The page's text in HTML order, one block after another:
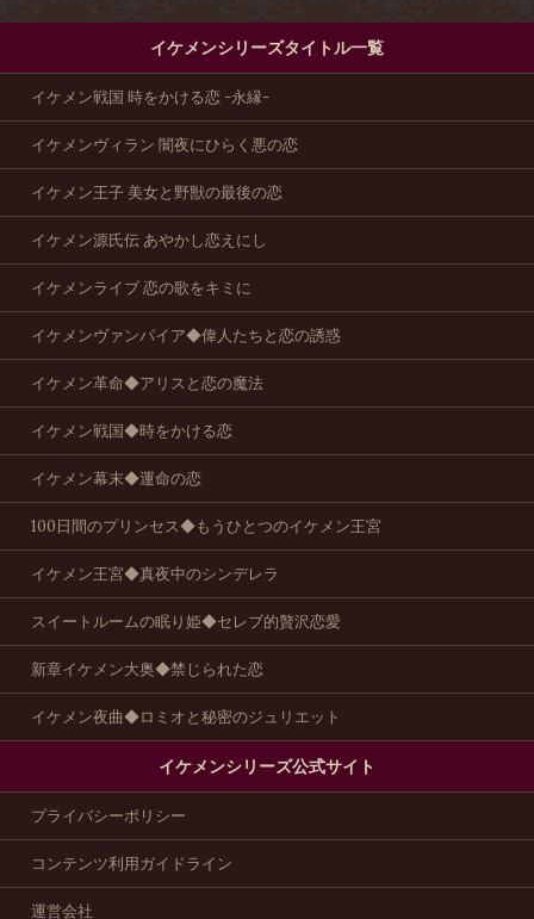
イケメンシリーズタイトル一覧
イケメン戦国 時をかける恋 -永縁-
イケメンヴィラン 闇夜にひらく悪の恋
イケメン王子 美女と野獣の最後の恋
イケメン源氏伝 あやかし恋えにし
イケメンライブ 恋の歌をキミに
イケメンヴァンパイア◆偉人たちと恋の誘惑
イケメン革命◆アリスと恋の魔法
イケメン戦国◆時をかける恋
イケメン幕末◆運命の恋
100日間のプリンセス◆もうひとつのイケメン王宮
イケメン王宮◆真夜中のシンデレラ
スイートルームの眠り姫◆セレブ的贅沢恋愛
新章イケメン大奥◆禁じられた恋
イケメン夜曲◆ロミオと秘密のジュリエット
イケメンシリーズ公式サイト
プライバシーポリシー
コンテンツ利用ガイドライン
運営会社